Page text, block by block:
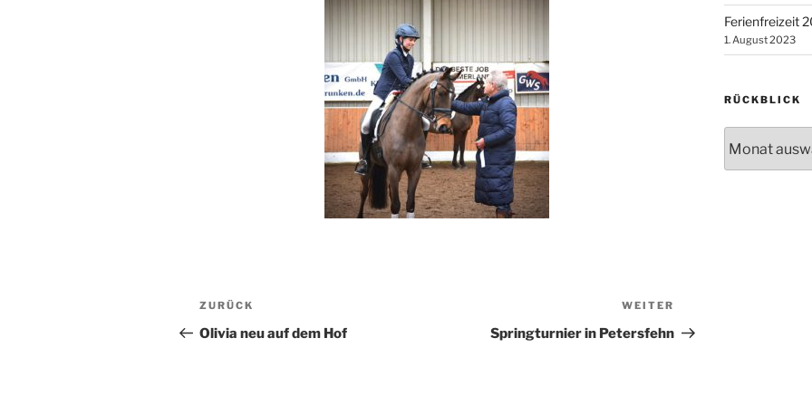
Beitragsnavigation
Vorheriger
Beitrag
ZURÜCK
Olivia neu auf dem Hof
Beitrag
WEITER
Springturnier in Petersfehn
Ferienfreizeit
1. August 2023
RÜCKBLICK